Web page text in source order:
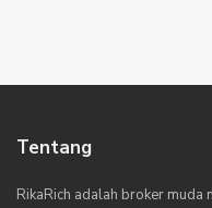
Tentang
RikaRich adalah broker muda